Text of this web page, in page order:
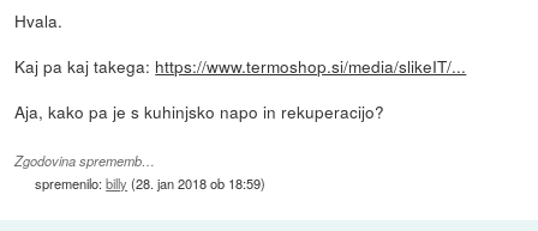
Hvala.
Kaj pa kaj takega: https://www.termoshop.si/media/slikeIT/...
Aja, kako pa je s kuhinjsko napo in rekuperacijo?
Zgodovina sprememb…
spremenilo:billy (28. jan 2018 ob 18:59)